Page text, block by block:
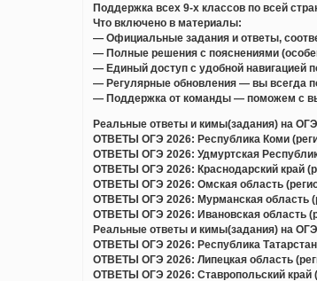
Поддержка всех 9-х классов по всей
Что включено в материалы:
— Официальные задания и ответы,
— Полные решения с пояснениями
— Единый доступ с удобной навигацией
— Регулярные обновления — вы всегда
— Поддержка от команды — поможем с
Реальные ответы и кимы(задания) на
ОТВЕТЫ ОГЭ 2026: Республика Коми
ОТВЕТЫ ОГЭ 2026: Удмуртская
ОТВЕТЫ ОГЭ 2026: Краснодарский край
ОТВЕТЫ ОГЭ 2026: Омская область
ОТВЕТЫ ОГЭ 2026: Мурманская область
ОТВЕТЫ ОГЭ 2026: Ивановская область
Реальные ответы и кимы(задания) на
ОТВЕТЫ ОГЭ 2026: Республика Татарстан
ОТВЕТЫ ОГЭ 2026: Липецкая область
ОТВЕТЫ ОГЭ 2026: Ставропольский край